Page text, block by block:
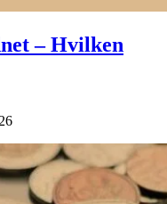
– Hvilken